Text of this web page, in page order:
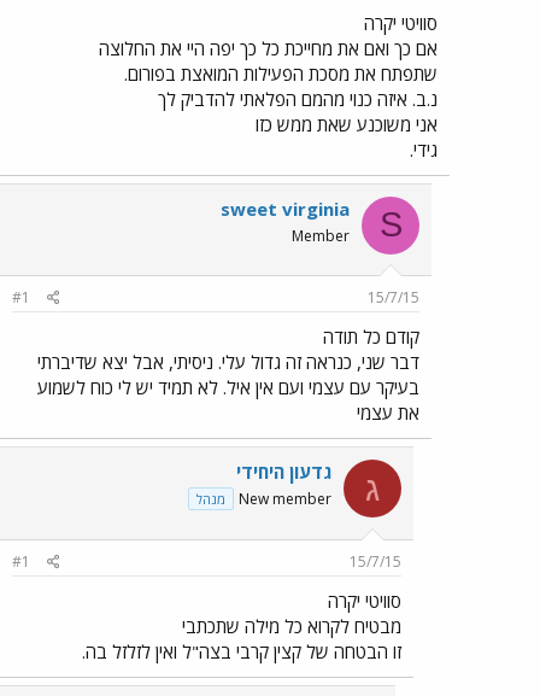
סוויטי יקרה
אם כך ואם את מחייכת כל כך יפה היי את החלוצה
שתפתח את מסכת הפעילות המואצת בפורום.
נ.ב. איזה כנוי מהמם הפלאתי להדביק לך
אני משוכנע שאת ממש כזו
גידי.
S
sweet virginia
Member
15/7/15
#1
קודם כל תודה
דבר שני, כנראה זה גדול עלי. ניסיתי, אבל יצא שדיברתי
בעיקר עם עצמי ועם אין איל. לא תמיד יש לי כוח לשמוע
את עצמי
ג גדעון היחידי
New member מנהל
15/7/15
#1
סוויטי יקרה
מבטיח לקרוא כל מילה שתכתבי
זו הבטחה של קצין קרבי בצה"ל ואין לזלזל בה.